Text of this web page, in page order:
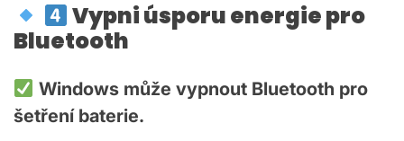
Vypni úsporu energie pro
Bluetooth
Windows může vypnout Bluetooth pro
šetření baterie.